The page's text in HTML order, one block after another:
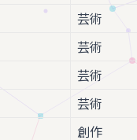
芸術
芸術
芸術
芸術
創作